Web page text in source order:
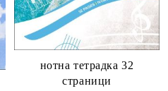
нотна тетрадка 32
страници